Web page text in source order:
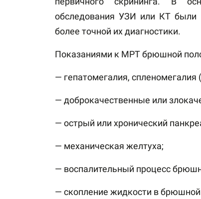
обследования УЗИ или КТ были
более точной их диагностики.
Показаниями к МРТ брюшной
— гепатомегалия, спленомегалия
— доброкачественные или
— острый или хронический
— механическая желтуха;
— воспалительный процесс
— скопление жидкости в брюшной